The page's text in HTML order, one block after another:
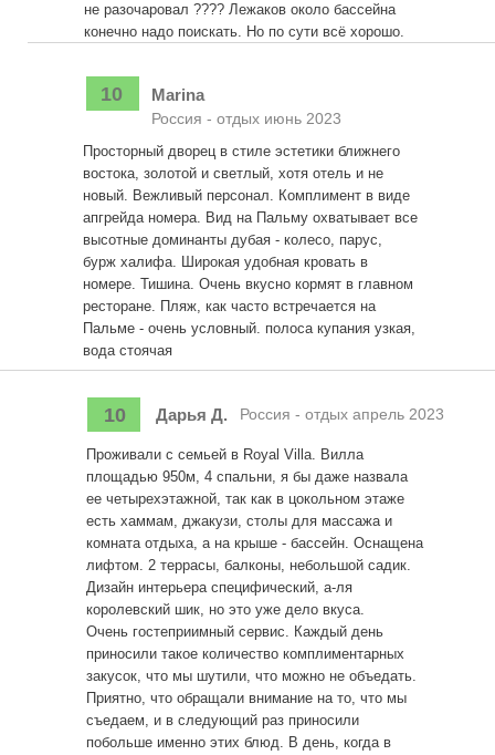
не разочаровал ???? Лежаков около бассейна
конечно надо поискать. Но по сути всё хорошо.
Marina
Россия - отдых июнь 2023
10
Просторный дворец в стиле эстетики ближнего
востока, золотой и светлый, хотя отель и не
новый. Вежливый персонал. Комплимент в виде
апгрейда номера. Вид на Пальму охватывает все
высотные доминанты дубая - колесо, парус,
бурж халифа. Широкая удобная кровать в
номере. Тишина. Очень вкусно кормят в главном
ресторане. Пляж, как часто встречается на
Пальме - очень условный. полоса купания узкая,
вода стоячая
Дарья Д. Россия - отдых апрель 2023
10
Проживали с семьей в Royal Villa. Вилла
площадью 950м, 4 спальни, я бы даже назвала
ее четырехэтажной, так как в цокольном этаже
есть хаммам, джакузи, столы для массажа и
комната отдыха, а на крыше - бассейн. Оснащена
лифтом. 2 террасы, балконы, небольшой садик.
Дизайн интерьера специфический, а-ля
королевский шик, но это уже дело вкуса.
Очень гостеприимный сервис. Каждый день
приносили такое количество комплиментарных
закусок, что мы шутили, что можно не объедать.
Приятно, что обращали внимание на то, что мы
съедаем, и в следующий раз приносили
побольше именно этих блюд. В день, когда в